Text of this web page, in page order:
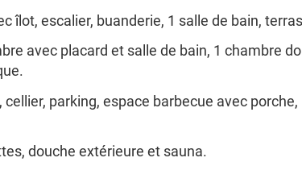
îlot, escalier, buanderie, 1 salle de bain,
avec placard et salle de bain, 1 chambre
parking, espace barbecue avec
douche extérieure et sauna.